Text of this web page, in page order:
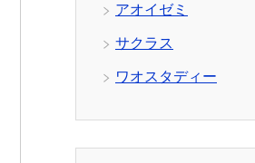
アオイゼミ
サクラス
ワオスタディー